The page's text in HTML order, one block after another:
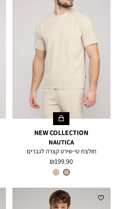
NEW COLLECTION
NAUTICA
חולצת טי-שירט קצרה לגברים
מחיר
מוצר
199.90 ₪
צבע
TUSCANY
TAN